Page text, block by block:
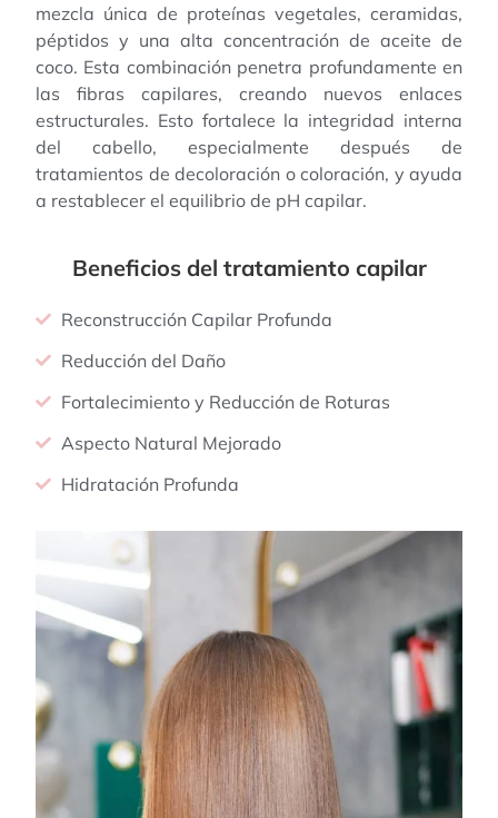
mezcla única de proteínas vegetales, ceramidas,
péptidos y una alta concentración de aceite de
coco. Esta combinación penetra profundamente en
las fibras capilares, creando nuevos enlaces
estructurales. Esto fortalece la integridad interna
del cabello, especialmente después de
tratamientos de decoloración o coloración, y ayuda
a restablecer el equilibrio de pH capilar.
Beneficios del tratamiento capilar
Reconstrucción Capilar Profunda
Reducción del Daño
Fortalecimiento y Reducción de Roturas
Aspecto Natural Mejorado
Hidratación Profunda